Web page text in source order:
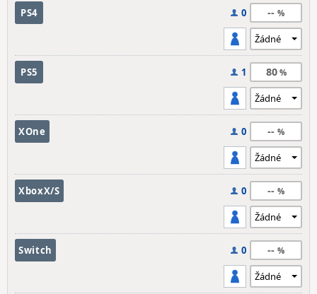
PS4 0 --
PS5 1 80
XOne 0 --
XboxX/S 0 --
Switch 0 --